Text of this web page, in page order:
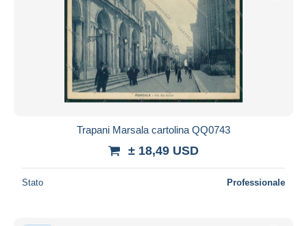
Trapani Marsala cartolina QQ0743
± 18,49 USD
Stato Professionale